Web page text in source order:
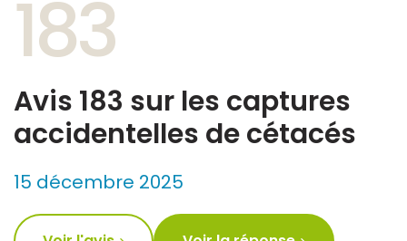
183
Avis 183 sur les captures
accidentelles de cétacés
15 décembre 2025